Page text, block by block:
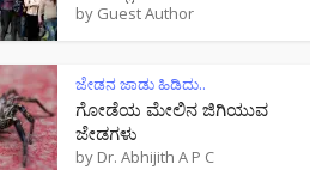
by Guest Author
ಜೇಡನ ಜಾಡು ಹಿಡಿದು..
ಗೋಡೆಯ ಮೇಲಿನ ಜಿಗಿಯುವ
ಜೇಡಗಳು
by Dr. Abhijith A P C